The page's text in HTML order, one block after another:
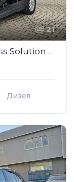
21
Mercedes-Benz GLB D Business Solution AT (MMI179)
Дизел